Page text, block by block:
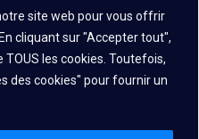
site web pour vous offrir
cliquant sur "Accepter tout",
les cookies. Toutefois,
des cookies" pour fournir un